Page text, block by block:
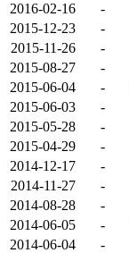
2016-02-16
-
2015-12-23
-
2015-11-26
-
2015-08-27
-
2015-06-04
-
2015-06-03
-
2015-05-28
-
2015-04-29
-
2014-12-17
-
2014-11-27
-
2014-08-28
-
2014-06-05
-
2014-06-04
-